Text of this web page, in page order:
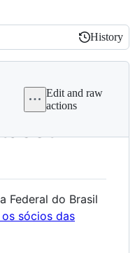
History
History
Edit and raw
actions
Federal do Brasil
sócios das